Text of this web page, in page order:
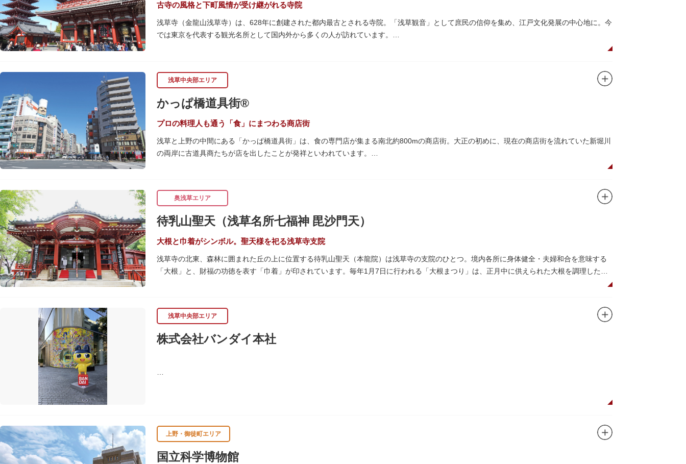
古寺の風格と下町風情が受け継がれる寺院
浅草寺（金龍山浅草寺）は、628年に創建された都内最古とされる寺院。「浅草観音」として庶民の信仰を集め、江戸文化発展の中心地に。今
では東京を代表する観光名所として国内外から多くの人が訪れています。
ぶ山門「宝蔵門」が建ち、参拝客を堂々と迎えてくれます。本堂前には、邪気を払うご利益があるといわれる常香炉（じょうこうろ）が鎮
座。参拝前に煙を浴びて身を清めましょう。「観音堂」とも呼ばれる本堂にはご本尊の聖観世音菩薩が祀られており、毎日定時に法要が執り
行われています。
境内の歴史ある建造物も必見です。ひと際目立つ五重塔、国指定重要文化財の二天門、浅草名所七福神のひとつ・大黒天が祀られた影向堂
（ようごうどう）など、悠久の時に思いを馳せて見学をお楽しみください。
日没後はライトアップされ、朱塗りの建物がより一層鮮やかに浮かび上がります。昼間は約90店舗が軒を連ねる仲見世のお店も閉まり、シャ
ッターに描かれた「浅草絵巻」を楽しめるのも夜の醍醐味。撮影スポットやデートスポットにもおすすめです。昼間と比べて人が少なくゆっ
浅草中央部エリア
かっぱ橋道具街®
プロの料理人も通う「食」にまつわる商店街
浅草と上野の中間にある「かっぱ橋道具街」は、食の専門店が集まる南北約800mの商店街。大正の初めに、現在の商店街を流れていた新堀川
の両岸に古道具商たちが店を出したことが発祥といわれています。
関東大震災後に川は塞がれ、現在はプロ仕様の調理器具や厨房機器、食器、包材、調理衣装など「食」にまつわる約170軒の専門店が集まる個
すすめです。食品サンプル作り体験ができるお店もありますよ。
毎年、道具の日である10月9日前後に開催される「かっぱ橋道具まつり」では、各店舗がおすすめ商品や掘り出しものを販売。また、年ごとに
異なる様々な催しものも行われます。
奥浅草エリア
待乳山聖天（浅草名所七福神 毘沙門天）
大根と巾着がシンボル。聖天様を祀る浅草寺支院
浅草寺の北東、森林に囲まれた丘の上に位置する待乳山聖天（本龍院）は浅草寺の支院のひとつ。境内各所に身体健全・夫婦和合を意味する
「大根」と、財福の功徳を表す「巾着」が印されています。毎年1月7日に行われる「大根まつり」は、正月中に供えられた大根を調理した風
毎朝本堂で執り行われている「浴油祈祷（よくゆきとう）」は、聖天様を供養する最高の祈祷法。心願成就の力があると考えられており、依
頼すると7日間毎朝祈祷していただけます。また、浅草名所七福神のひとつとしても知られ、毘沙門天が祀られています。
浅草中央部エリア
株式会社バンダイ本社
上野・御徒町エリア
国立科学博物館